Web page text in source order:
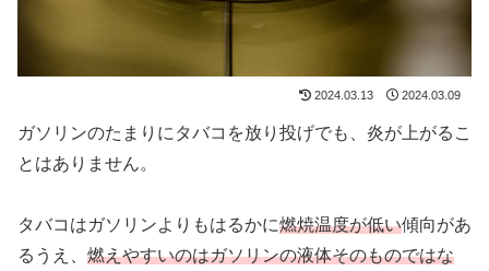
2024.03.13 2024.03.09
ガソリンのたまりにタバコを放り投げでも、炎が上がるこ
とはありません。
タバコはガソリンよりもはるかに燃焼温度が低い傾向があ
るうえ、 燃えやすいのはガソリンの液体そのものではな